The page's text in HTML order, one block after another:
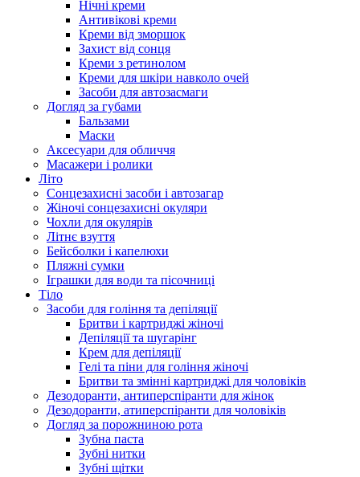
Нічні креми
Антивікові креми
Креми від зморшок
Захист від сонця
Креми з ретинолом
Креми для шкіри навколо очей
Засоби для автозасмаги
Догляд за губами
Бальзами
Маски
Аксесуари для обличчя
Масажери і ролики
Літо
Сонцезахисні засоби і автозагар
Жіночі сонцезахисні окуляри
Чохли для окулярів
Літнє взуття
Бейсболки і капелюхи
Пляжні сумки
Іграшки для води та пісочниці
Тіло
Засоби для гоління та депіляції
Бритви і картриджі жіночі
Депіляції та шугарінг
Крем для депіляції
Гелі та піни для гоління жіночі
Бритви та змінні картриджі для чоловіків
Дезодоранти, антиперспіранти для жінок
Дезодоранти, атиперспіранти для чоловіків
Догляд за порожниною рота
Зубна паста
Зубні нитки
Зубні щітки